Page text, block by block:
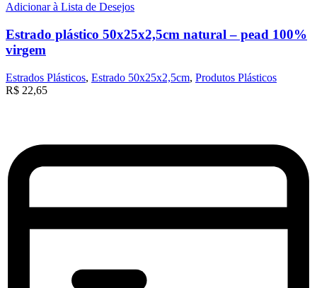
Adicionar à Lista de Desejos
Estrado plástico 50x25x2,5cm natural – pead 100%
virgem
Estrados Plásticos, Estrado 50x25x2,5cm, Produtos Plásticos
R$ 22,65